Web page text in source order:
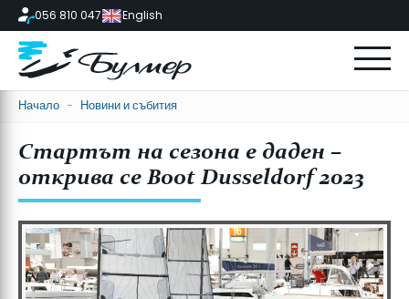
056 810 047 English
Начало - Новини и събития
Стартът на сезона е даден –
открива се Boot Dusseldorf 2023